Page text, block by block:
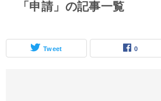
「申請」の記事一覧
Tweet 0